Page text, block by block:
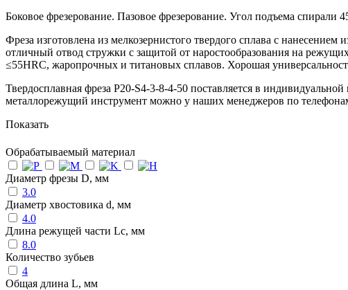
Боковое фрезерование. Пазовое фрезерование. Угол подъема
Фреза изготовлена из мелкозернистого твердого сплава с
отличный отвод стружки с защитой от наростообразования на
≤55HRC, жаропрочных и титановых сплавов. Хорошая
Твердосплавная фреза P20-S4-3-8-4-50 поставляется в
металлорежущий инструмент можно у наших менеджеров по
Показать
Обрабатываемый материал
Диаметр фрезы D, мм
3.0
Диаметр хвостовика d, мм
4.0
Длина режущей части Lc, мм
8.0
Количество зубьев
4
Общая длина L, мм